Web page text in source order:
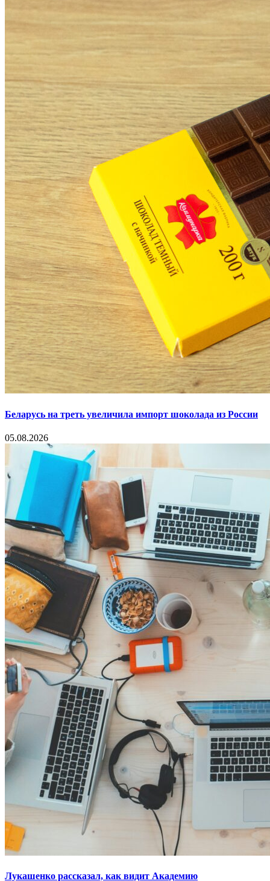
Беларусь на треть увеличила импорт шоколада из России
05.08.2026
Лукашенко рассказал, как видит Академию